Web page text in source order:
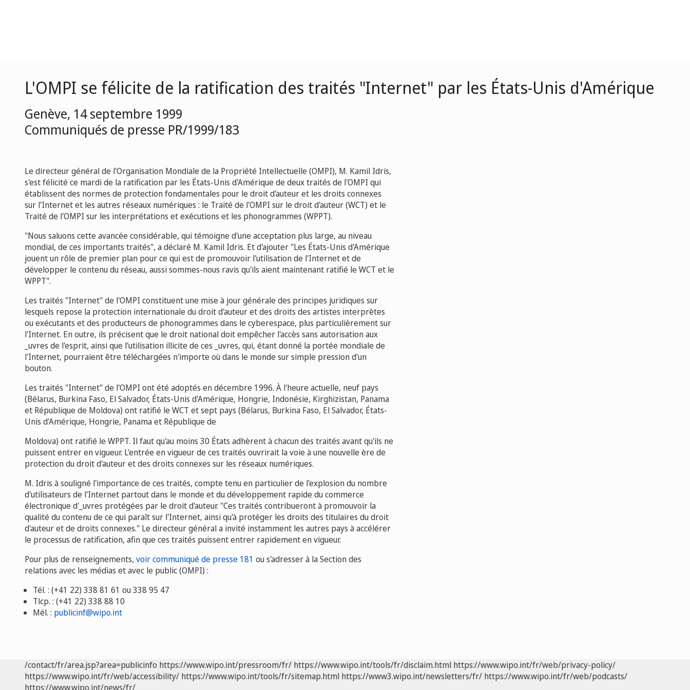
L'OMPI se félicite de la ratification des traités "Internet" par les États-Unis d'Amérique
Genève, 14 septembre 1999
Communiqués de presse PR/1999/183
Le directeur général de l'Organisation Mondiale de la Propriété Intellectuelle (OMPI), M. Kamil Idris,
s'est félicité ce mardi de la ratification par les États-Unis d'Amérique de deux traités de l'OMPI qui
établissent des normes de protection fondamentales pour le droit d'auteur et les droits connexes
sur l'Internet et les autres réseaux numériques : le Traité de l'OMPI sur le droit d'auteur (WCT) et le
Traité de l'OMPI sur les interprétations et exécutions et les phonogrammes (WPPT).
"Nous saluons cette avancée considérable, qui témoigne d'une acceptation plus large, au niveau
mondial, de ces importants traités", a déclaré M. Kamil Idris. Et d'ajouter "Les États-Unis d'Amérique
jouent un rôle de premier plan pour ce qui est de promouvoir l'utilisation de l'Internet et de
développer le contenu du réseau, aussi sommes-nous ravis qu'ils aient maintenant ratifié le WCT et le
WPPT".
Les traités "Internet" de l'OMPI constituent une mise à jour générale des principes juridiques sur
lesquels repose la protection internationale du droit d'auteur et des droits des artistes interprètes
ou exécutants et des producteurs de phonogrammes dans le cyberespace, plus particulièrement sur
l'Internet. En outre, ils précisent que le droit national doit empêcher l'accès sans autorisation aux
_uvres de l'esprit, ainsi que l'utilisation illicite de ces _uvres, qui, étant donné la portée mondiale de
l'Internet, pourraient être téléchargées n'importe où dans le monde sur simple pression d'un
bouton.
Les traités "Internet" de l'OMPI ont été adoptés en décembre 1996. À l'heure actuelle, neuf pays
(Bélarus, Burkina Faso, El Salvador, États-Unis d'Amérique, Hongrie, Indonésie, Kirghizistan, Panama
et République de Moldova) ont ratifié le WCT et sept pays (Bélarus, Burkina Faso, El Salvador, États-
Unis d'Amérique, Hongrie, Panama et République de
Moldova) ont ratifié le WPPT. Il faut qu'au moins 30 États adhèrent à chacun des traités avant qu'ils ne
puissent entrer en vigueur. L'entrée en vigueur de ces traités ouvrirait la voie à une nouvelle ère de
protection du droit d'auteur et des droits connexes sur les réseaux numériques.
M. Idris à souligné l'importance de ces traités, compte tenu en particulier de l'explosion du nombre
d'utilisateurs de l'Internet partout dans le monde et du développement rapide du commerce
électronique d'_uvres protégées par le droit d'auteur. "Ces traités contribueront à promouvoir la
qualité du contenu de ce qui paraît sur l'Internet, ainsi qu'à protéger les droits des titulaires du droit
d'auteur et de droits connexes." Le directeur général a invité instamment les autres pays à accélérer
le processus de ratification, afin que ces traités puissent entrer rapidement en vigueur.
Pour plus de renseignements, voir communiqué de presse 181 ou s'adresser à la Section des
relations avec les médias et avec le public (OMPI) :
Tél. : (+41 22) 338 81 61 ou 338 95 47
Tlcp. : (+41 22) 338 88 10
Mél. : publicinf@wipo.int
/contact/fr/area.jsp?area=publicinfo https://www.wipo.int/pressroom/fr/ https://www.wipo.int/tools/fr/disclaim.html https://www.wipo.int/fr/web/privacy-policy/
https://www.wipo.int/fr/web/accessibility/ https://www.wipo.int/tools/fr/sitemap.html https://www3.wipo.int/newsletters/fr/ https://www.wipo.int/fr/web/podcasts/
https://www.wipo.int/news/fr/